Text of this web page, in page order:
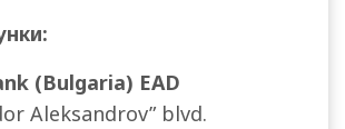
(Bulgaria) EAD
Aleksandrov” blvd.